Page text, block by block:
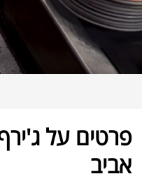
פרטים על
אביב